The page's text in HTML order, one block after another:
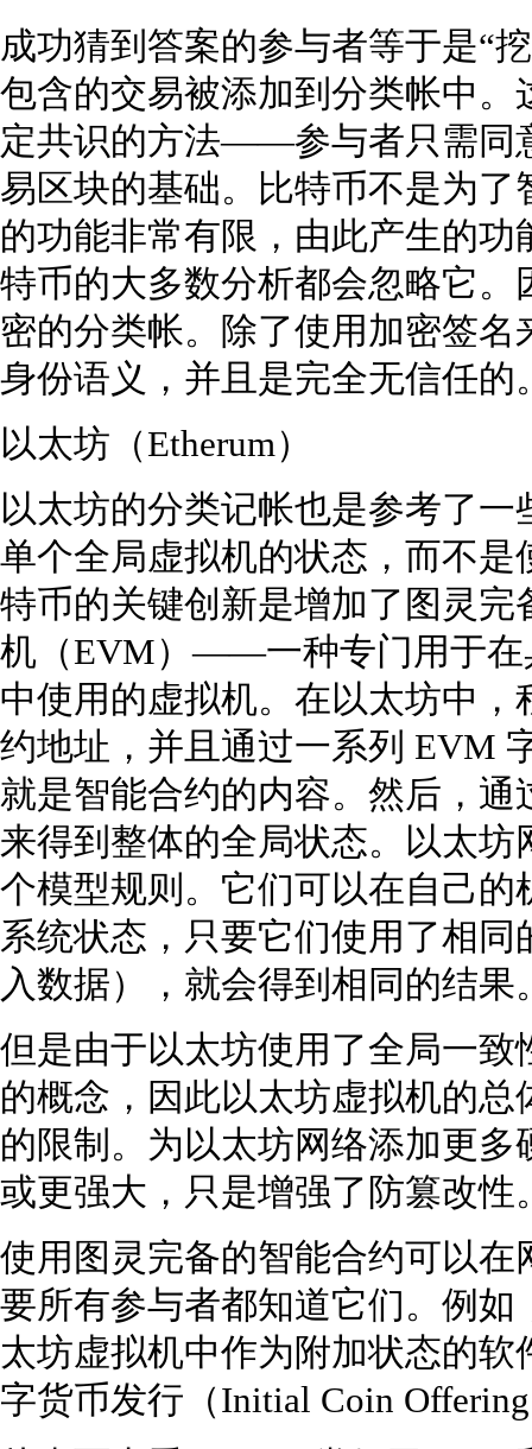
成功猜到答案的参与者等于是“
包含的交易被添加到分类帐中
定共识的方法——参与者只需同
易区块的基础。比特币不是为
的功能非常有限，由此产生的
特币的大多数分析都会忽略它
密的分类帐。除了使用加密签
身份语义，并且是完全无信任的
以太坊（Etherum）
以太坊的分类记帐也是参考了
单个全局虚拟机的状态，而不
特币的关键创新是增加了图灵
机（EVM）——一种专门用于在
中使用的虚拟机。在以太坊中
约地址，并且通过一系列 EVM
就是智能合约的内容。然后，
来得到整体的全局状态。以太
个模型规则。它们可以在自己
系统状态，只要它们使用了相
入数据），就会得到相同的结果
但是由于以太坊使用了全局一
的概念，因此以太坊虚拟机的
的限制。为以太坊网络添加更
或更强大，只是增强了防篡改性
使用图灵完备的智能合约可以
要所有参与者都知道它们。例
太坊虚拟机中作为附加状态的
字货币发行（Initial Coin